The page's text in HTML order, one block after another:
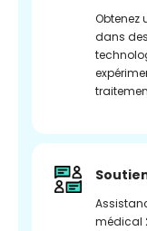
Obtenez
dans
médical